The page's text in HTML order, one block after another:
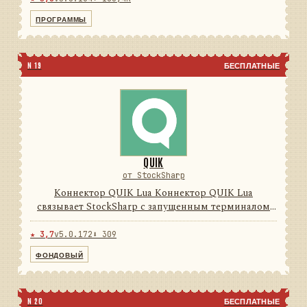
Программы Дизайнер, Те...
ПРОГРАММЫ
N 19 БЕСПЛАТНЫЕ
QUIK
от StockSharp
Коннектор QUIK Lua Коннектор QUIK Lua
связывает StockSharp с запущенным терминалом
QUIK через поставляемый Lua-модуль и локальные
FIX-сессии. Он преобразует обратные вызовы,
таблицы и транзакции терми...
★ 3,7v5.0.172 ⬇ 309
ФОНДОВЫЙ
N 20 БЕСПЛАТНЫЕ